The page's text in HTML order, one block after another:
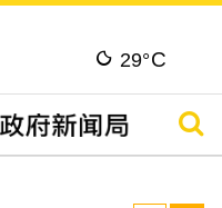
29°C
搜寻